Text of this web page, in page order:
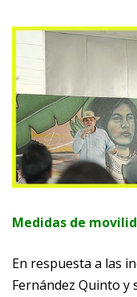
Medidas de
En respuesta a las
Fernández Quinto